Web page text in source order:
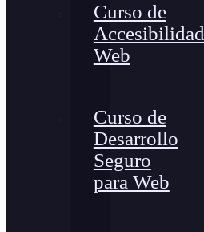
Curso de
Accesibilidad
Web
Curso de
Desarrollo
Seguro
para Web